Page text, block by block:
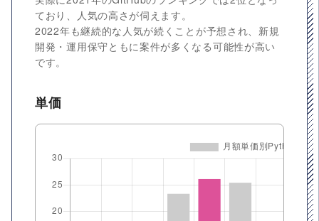
ており、人気の高さが伺えます。
2022年も継続的な人気が続くことが予想され、新規
開発・運用保守ともに案件が多くなる可能性が高い
です。
単価